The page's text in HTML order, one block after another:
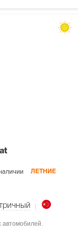
ЛЕТНИЕ
автомобилей.